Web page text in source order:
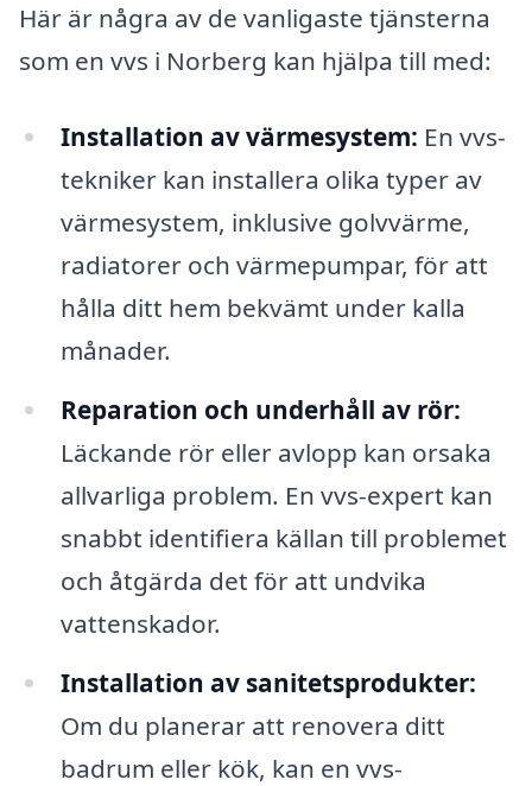
Här är några av de vanligaste tjänsterna
som en vvs i Norberg kan hjälpa till med:
Installation av värmesystem: En vvs-
tekniker kan installera olika typer av
värmesystem, inklusive golvvärme,
radiatorer och värmepumpar, för att
hålla ditt hem bekvämt under kalla
månader.
Reparation och underhåll av rör:
Läckande rör eller avlopp kan orsaka
allvarliga problem. En vvs-expert kan
snabbt identifiera källan till problemet
och åtgärda det för att undvika
vattenskador.
Installation av sanitetsprodukter:
Om du planerar att renovera ditt
badrum eller kök, kan en vvs-